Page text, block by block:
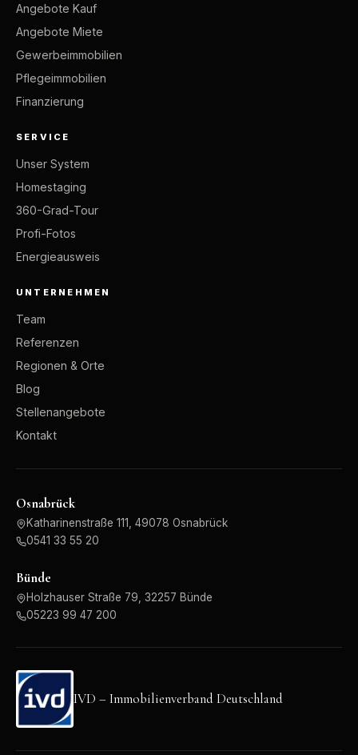
Angebote Kauf
Angebote Miete
Gewerbeimmobilien
Pflegeimmobilien
Finanzierung
SERVICE
Unser System
Homestaging
360-Grad-Tour
Profi-Fotos
Energieausweis
UNTERNEHMEN
Team
Referenzen
Regionen & Orte
Blog
Stellenangebote
Kontakt
Osnabrück
Katharinenstraße 111, 49078 Osnabrück
0541 33 55 20
Bünde
Holzhauser Straße 79, 32257 Bünde
05223 99 47 200
IVD – Immobilienverband Deutschland